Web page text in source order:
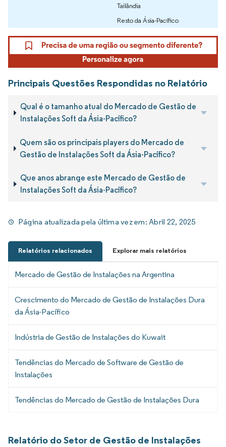
Tailândia
Resto da Ásia-Pacífico
Principais Questões Respondidas no Relatório
Qual é o tamanho atual do Mercado de Gestão de
Instalações Soft da Ásia-Pacífico?
Quem são os principais players do Mercado de
Gestão de Instalações Soft da Ásia-Pacífico?
Que anos abrange este Mercado de Gestão de
Instalações Soft da Ásia-Pacífico?
Página atualizada pela última vez em:Abril 22, 2025
Relatórios relacionados Explorar mais relatórios
Mercado de Gestão de Instalações na Argentina
Crescimento do Mercado de Gestão de Instalações Dura
da Ásia-Pacífico
Indústria de Gestão de Instalações do Kuwait
Tendências do Mercado de Software de Gestão de
Instalações
Tendências do Mercado de Gestão de Instalações Dura
Relatório do Setor de Gestão de Instalações